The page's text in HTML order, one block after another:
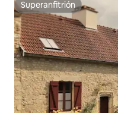
Superanfitrión
Superanfitrión